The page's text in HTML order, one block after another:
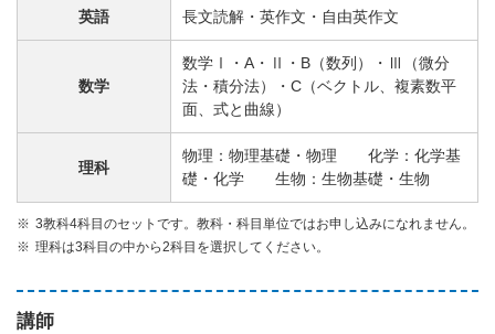
英語 長文読解・英作文・自由英作文
数学
数学Ⅰ・A・Ⅱ・B（数列）・Ⅲ（微分
法・積分法）・C（ベクトル、複素数平
面、式と曲線）
理科
物理：物理基礎・物理 化学：化学基
礎・化学 生物：生物基礎・生物
3教科4科目のセットです。教科・科目単位ではお申し込みになれません。
理科は3科目の中から2科目を選択してください。
講師